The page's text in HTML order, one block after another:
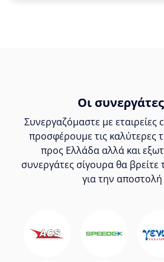
Οι
Συνεργαζόμαστε με
προσφέρουμε τις καλύτερες
προς Ελλάδα αλλά και
συνεργάτες σίγουρα θα βρείτε
για την